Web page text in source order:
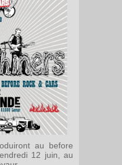
au before
12 juin, au